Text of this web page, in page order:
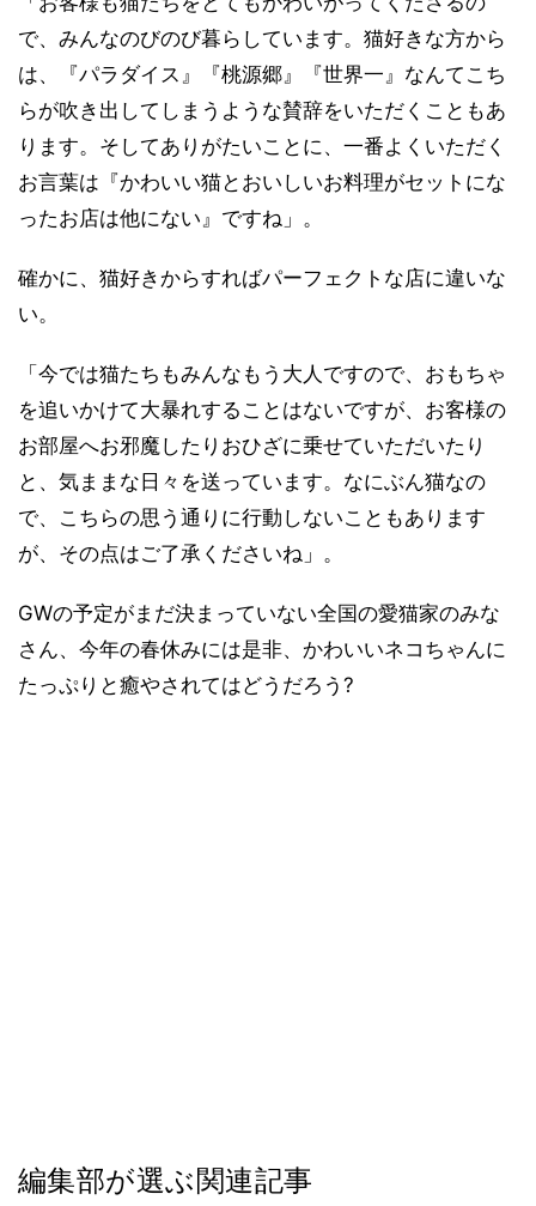
で、みんなのびのび暮らしています。猫好きな方から
は、『パラダイス』『桃源郷』『世界一』なんてこち
らが吹き出してしまうような賛辞をいただくこともあ
ります。そしてありがたいことに、一番よくいただく
お言葉は『かわいい猫とおいしいお料理がセットにな
ったお店は他にない』ですね」。
確かに、猫好きからすればパーフェクトな店に違いな
い。
「今では猫たちもみんなもう大人ですので、おもちゃ
を追いかけて大暴れすることはないですが、お客様の
お部屋へお邪魔したりおひざに乗せていただいたり
と、気ままな日々を送っています。なにぶん猫なの
で、こちらの思う通りに行動しないこともあります
が、その点はご了承くださいね」。
GWの予定がまだ決まっていない全国の愛猫家のみな
さん、今年の春休みには是非、かわいいネコちゃんに
たっぷりと癒やされてはどうだろう?
編集部が選ぶ関連記事